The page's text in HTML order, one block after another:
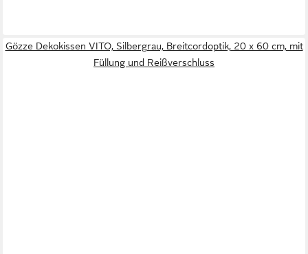
Gözze Dekokissen VITO, Silbergrau, Breitcordoptik, 20 x 60 cm, mit
Füllung und Reißverschluss